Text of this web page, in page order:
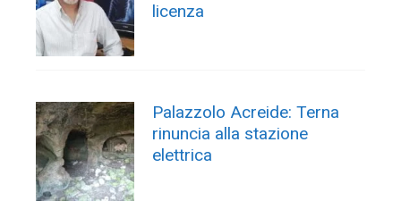
licenza
Palazzolo Acreide: Terna
rinuncia alla stazione
elettrica